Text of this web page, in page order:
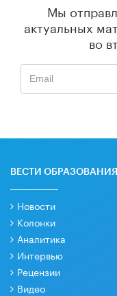
Мы
актуальных
во
ВЕСТИ ОБРАЗОВАНИЯ
Новости
Колонки
Аналитика
Интервью
Рецензии
Видео